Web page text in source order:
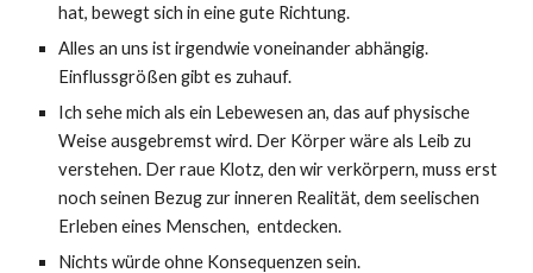
hat, bewegt sich in eine gute Richtung.
Alles an uns ist irgendwie voneinander abhängig.
Einflussgrößen gibt es zuhauf.
Ich sehe mich als ein Lebewesen an, das auf physische
Weise ausgebremst wird. Der Körper wäre als Leib zu
verstehen. Der raue Klotz, den wir verkörpern, muss erst
noch seinen Bezug zur inneren Realität, dem seelischen
Erleben eines Menschen, entdecken.
Nichts würde ohne Konsequenzen sein.